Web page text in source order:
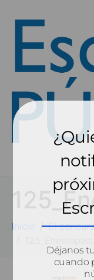
Inicio
El
Déjanos
cuando